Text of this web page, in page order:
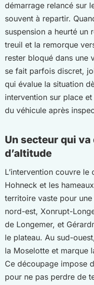
démarrage relancé sur
souvent à repartir.
suspension a heurté un
treuil et la remorque
rester bloqué dans une
se fait parfois discret,
qui évalue la situation
intervention sur place
du véhicule après
Un secteur qui
d’altitude
L’intervention couvre
Hohneck et les
territoire vaste pour
nord-est, Xonrupt-
de Longemer, et
le plateau. Au sud-
la Moselotte et marque
Ce découpage impose
pour ne pas perdre de